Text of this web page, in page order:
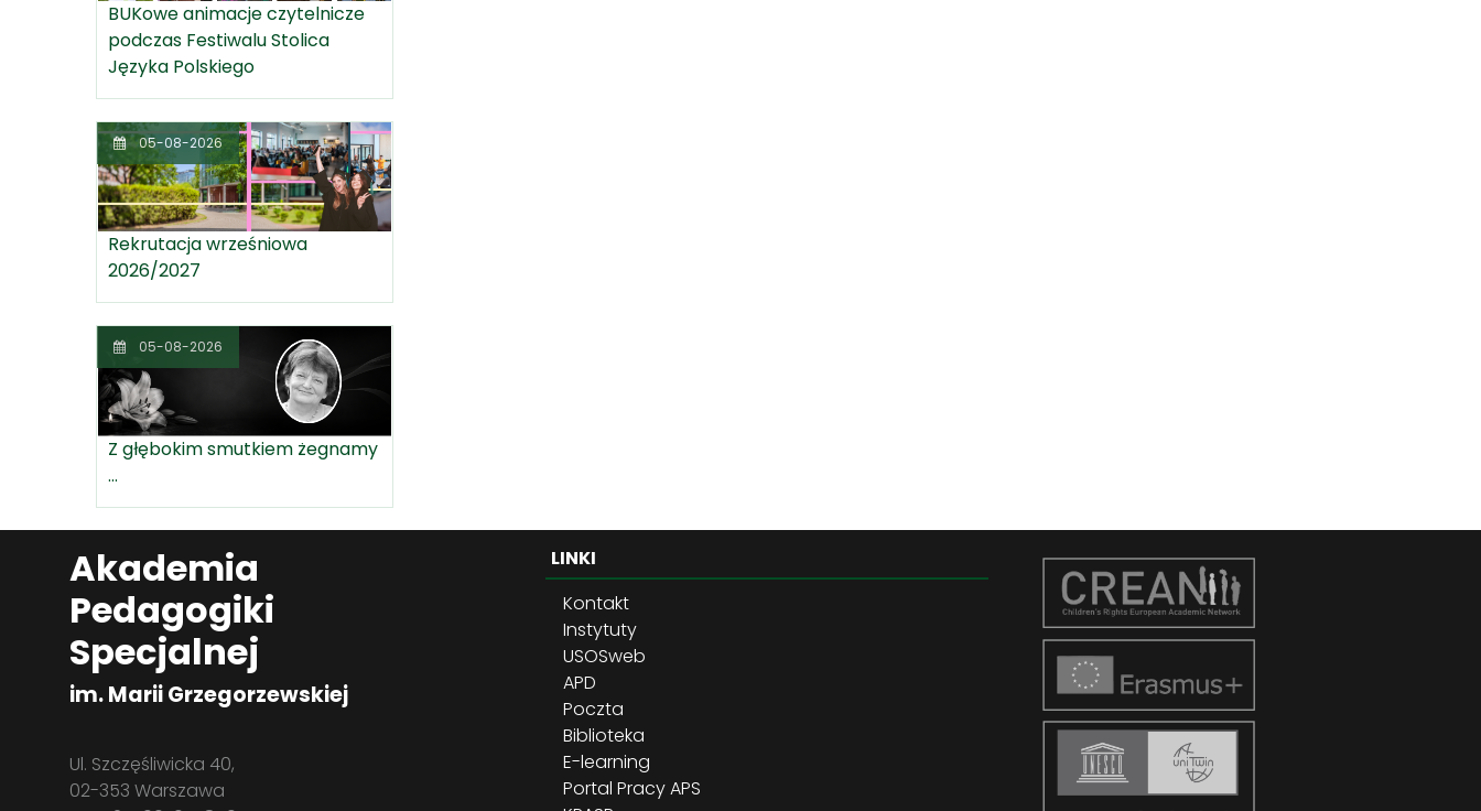
BUKowe animacje czytelnicze
podczas Festiwalu Stolica
Języka Polskiego
05-08-2026
Rekrutacja wrześniowa
2026/2027
05-08-2026
Z głębokim smutkiem żegnamy
...
Akademia
Pedagogiki
Specjalnej
im. Marii Grzegorzewskiej
Ul. Szczęśliwicka 40,
02-353 Warszawa
LINKI
Kontakt
Instytuty
USOSweb
APD
Poczta
Biblioteka
E-learning
Portal Pracy APS